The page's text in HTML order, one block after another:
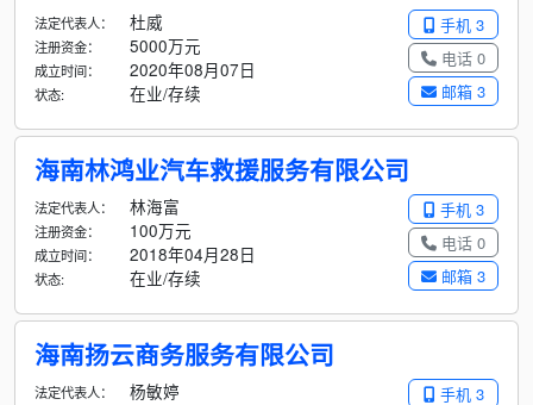
手机 3
电话 0
邮箱 3
法定代表人： 杜威
注册资金： 5000万元
成立时间： 2020年08月07日
状态: 在业/存续
海南林鸿业汽车救援服务有限公司
手机 3
电话 0
邮箱 3
法定代表人： 林海富
注册资金： 100万元
成立时间： 2018年04月28日
状态: 在业/存续
海南扬云商务服务有限公司
手机 3
法定代表人：
杨敏婷